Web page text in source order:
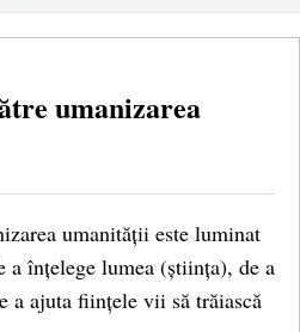
umanizarea
umanității este luminat
înțelege lumea (știința), de a
a ajuta ființele vii să trăiască